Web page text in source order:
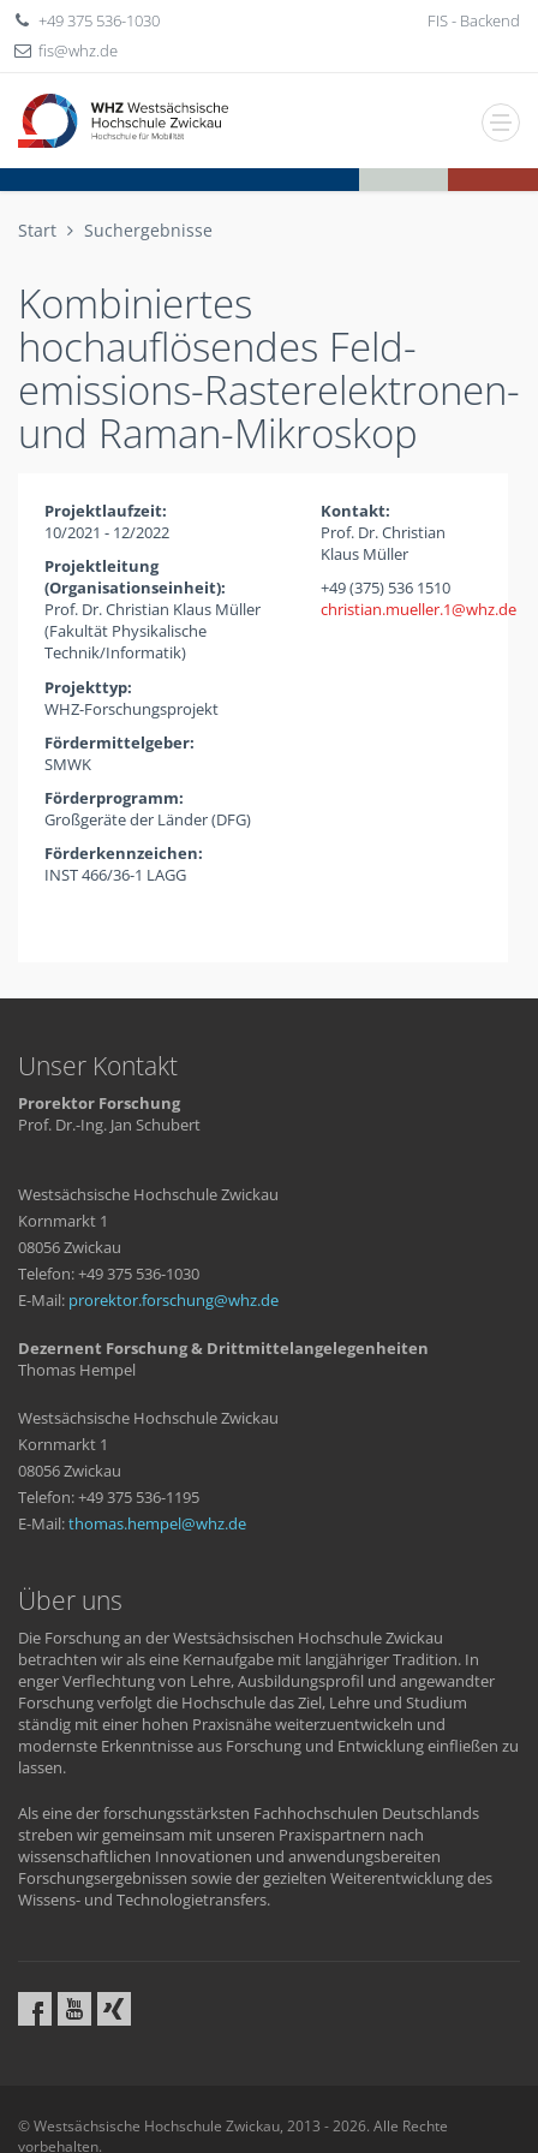
+49 375 536-1030
fis
whzde
FIS - Backend
Start Suchergebnisse
Kombiniertes
hochauflösendes Feld-
emissions-Rasterelektronen-
und Raman-Mikroskop
Projektlaufzeit:
10/2021 - 12/2022
Projektleitung
(Organisationseinheit):
Prof. Dr. Christian Klaus Müller
(Fakultät Physikalische
Technik/Informatik)
Projekttyp:
WHZ-Forschungsprojekt
Kontakt:
Prof. Dr. Christian
Klaus Müller
+49 (375) 536 1510
christian.mueller.1
whzde
Fördermittelgeber:
SMWK
Förderprogramm:
Großgeräte der Länder (DFG)
Förderkennzeichen:
INST 466/36-1 LAGG
Unser Kontakt
Prorektor Forschung
Prof. Dr.-Ing. Jan Schubert
Westsächsische Hochschule Zwickau
Kornmarkt 1
08056 Zwickau
Telefon: +49 375 536-1030
E-Mail: prorektor.forschung whzde
Dezernent Forschung & Drittmittelangelegenheiten
Thomas Hempel
Westsächsische Hochschule Zwickau
Kornmarkt 1
08056 Zwickau
Telefon: +49 375 536-1195
E-Mail:thomas.hempel whzde
Über uns
Die Forschung an der Westsächsischen Hochschule Zwickau
betrachten wir als eine Kernaufgabe mit langjähriger Tradition. In
enger Verflechtung von Lehre, Ausbildungsprofil und angewandter
Forschung verfolgt die Hochschule das Ziel, Lehre und Studium
ständig mit einer hohen Praxisnähe weiterzuentwickeln und
modernste Erkenntnisse aus Forschung und Entwicklung einfließen zu
lassen.
Als eine der forschungsstärksten Fachhochschulen Deutschlands
streben wir gemeinsam mit unseren Praxispartnern nach
wissenschaftlichen Innovationen und anwendungsbereiten
Forschungsergebnissen sowie der gezielten Weiterentwicklung des
Wissens- und Technologietransfers.
© Westsächsische Hochschule Zwickau, 2013 - 2026. Alle Rechte
vorbehalten.